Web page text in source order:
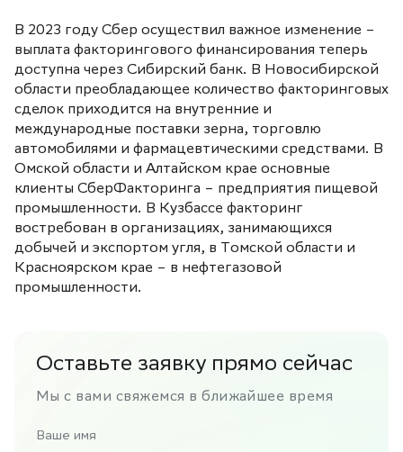
В 2023 году Сбер осуществил важное изменение –
выплата факторингового финансирования теперь
доступна через Сибирский банк. В Новосибирской
области преобладающее количество факторинговых
сделок приходится на внутренние и
международные поставки зерна, торговлю
автомобилями и фармацевтическими средствами. В
Омской области и Алтайском крае основные
клиенты СберФакторинга – предприятия пищевой
промышленности. В Кузбассе факторинг
востребован в организациях, занимающихся
добычей и экспортом угля, в Томской области и
Красноярском крае – в нефтегазовой
промышленности.
Оставьте заявку прямо сейчас
Мы с вами свяжемся в ближайшее время
Ваше имя